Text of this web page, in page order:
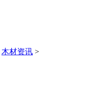
木材资讯 >